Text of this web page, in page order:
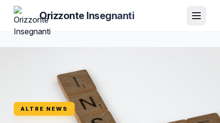
Orizzonte Insegnanti
ALTRE NEWS